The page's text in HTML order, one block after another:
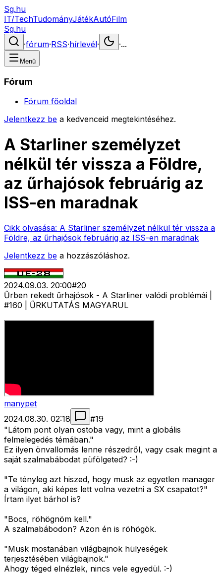
Sg.hu
IT/TechTudományJátékAutóFilm
Sg.hu
·fórum·RSS·hírlevél· ·...
Menü
Fórum
Fórum főoldal
Jelentkezz be a kedvenceid megtekintéséhez.
A Starliner személyzet
nélkül tér vissza a Földre,
az űrhajósok februárig az
ISS-en maradnak
Cikk olvasása: A Starliner személyzet nélkül tér vissza a
Földre, az űrhajósok februárig az ISS-en maradnak
Jelentkezz be a hozzászóláshoz.
2024.09.03. 20:00#20
Űrben rekedt űrhajósok - A Starliner valódi problémái |
#160 | ŰRKUTATÁS MAGYARUL
manypet
2024.08.30. 02:18
#19
"Látom pont olyan ostoba vagy, mint a globális
felmelegedés témában."
Ez ilyen önvallomás lenne részedről, vagy csak megint a
saját szalmabábodat püfölgeted? :-)
"Te tényleg azt hiszed, hogy musk az egyetlen manager
a világon, aki képes lett volna vezetni a SX csapatot?"
Írtam ilyet bárhol is?
"Bocs, röhögnöm kell."
A szalmabábodon? Azon én is röhögök.
"Musk mostanában világbajnok hülyeségek
terjesztésében világbajnok."
Ahogy téged elnézlek, nincs vele egyedül. :-)